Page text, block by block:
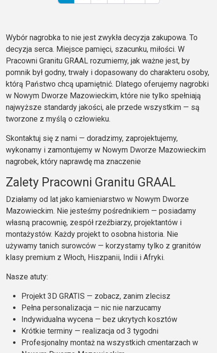
Wybór nagrobka to nie jest zwykła decyzja zakupowa. To
decyzja serca. Miejsce pamięci, szacunku, miłości. W
Pracowni Granitu GRAAL rozumiemy, jak ważne jest, by
pomnik był godny, trwały i dopasowany do charakteru osoby,
którą Państwo chcą upamiętnić. Dlatego oferujemy nagrobki
w Nowym Dworze Mazowieckim, które nie tylko spełniają
najwyższe standardy jakości, ale przede wszystkim — są
tworzone z myślą o człowieku.
Skontaktuj się z nami — doradzimy, zaprojektujemy,
wykonamy i zamontujemy w Nowym Dworze Mazowieckim
nagrobek, który naprawdę ma znaczenie
Zalety Pracowni Granitu GRAAL
Działamy od lat jako kamieniarstwo w Nowym Dworze
Mazowieckim. Nie jesteśmy pośrednikiem — posiadamy
własną pracownię, zespół rzeźbiarzy, projektantów i
montażystów. Każdy projekt to osobna historia. Nie
używamy tanich surowców — korzystamy tylko z granitów
klasy premium z Włoch, Hiszpanii, Indii i Afryki.
Nasze atuty:
Projekt 3D GRATIS — zobacz, zanim zlecisz
Pełna personalizacja — nic nie narzucamy
Indywidualna wycena — bez ukrytych kosztów
Krótkie terminy — realizacja od 3 tygodni
Profesjonalny montaż na wszystkich cmentarzach w